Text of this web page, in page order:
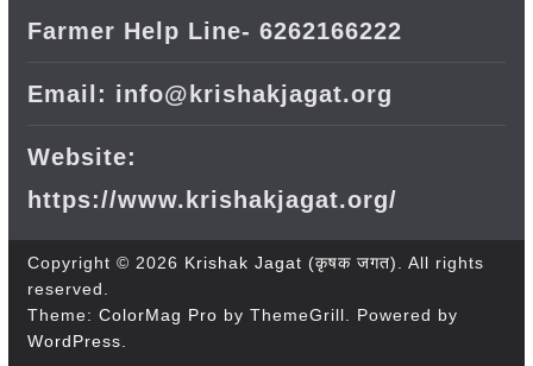
Farmer Help Line- 6262166222
Email: info@krishakjagat.org
Website:
https://www.krishakjagat.org/
Copyright © 2026 Krishak Jagat (कृषक जगत)
. All rights
reserved.
Theme: ColorMag Pro by ThemeGrill. Powered by
WordPress